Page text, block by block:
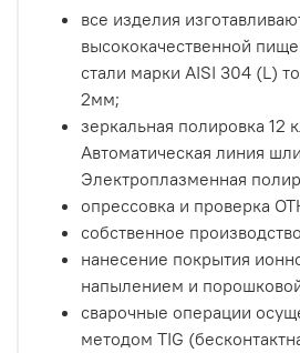
все изделия
высококачественной
стали марки AISI 304 (L)
2мм;
зеркальная полировка 12
Автоматическая линия
Электроплазменная
опрессовка и проверка
собственное
нанесение покрытия
напылением и
сварочные операции
методом TIG